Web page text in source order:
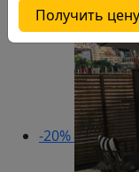
-20%
Получить цену